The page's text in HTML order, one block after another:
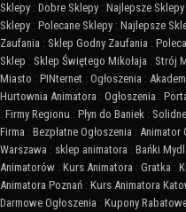
Sklepy : Dobre Sklepy : Najlepsze Sklepy
Sklepy : Polecane Sklepy : Najlepsze
Zaufania : Sklep Godny Zaufania :
Sklep : Sklep Świętego Mikołaja : Strój
Miasto : PINternet : Ogłoszenia :
Hurtownia Animatora : Ogłoszenia :
: Firmy Regionu : Płyn do Baniek :
Firma : Bezpłatne Ogłoszenia : Animator
Warszawa : sklep animatora : Bańki
Animatorów : Kurs Animatora : Gratka :
Animatora Poznań : Kurs Animatora
Darmowe Ogłoszenia : Kupony